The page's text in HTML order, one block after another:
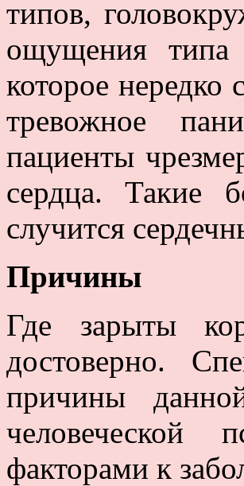
типов,
ощущения типа
которое нередко
тревожное
пациенты
сердца. Такие
случится
Причины
Где зарыты
достоверно.
причины
человеческой
факторами к